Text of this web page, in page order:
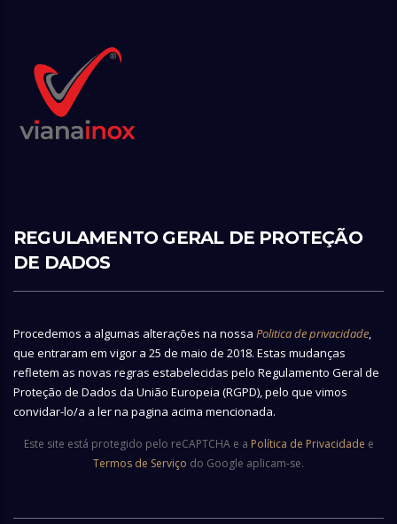
REGULAMENTO GERAL DE PROTEÇÃO
DE DADOS
Procedemos a algumas alterações na nossa Politica de privacidade,
que entraram em vigor a 25 de maio de 2018. Estas mudanças
refletem as novas regras estabelecidas pelo Regulamento Geral de
Proteção de Dados da União Europeia (RGPD), pelo que vimos
convidar-lo/a a ler na pagina acima mencionada.
Este site está protegido pelo reCAPTCHA e a Política de Privacidade e
Termos de Serviço do Google aplicam-se.